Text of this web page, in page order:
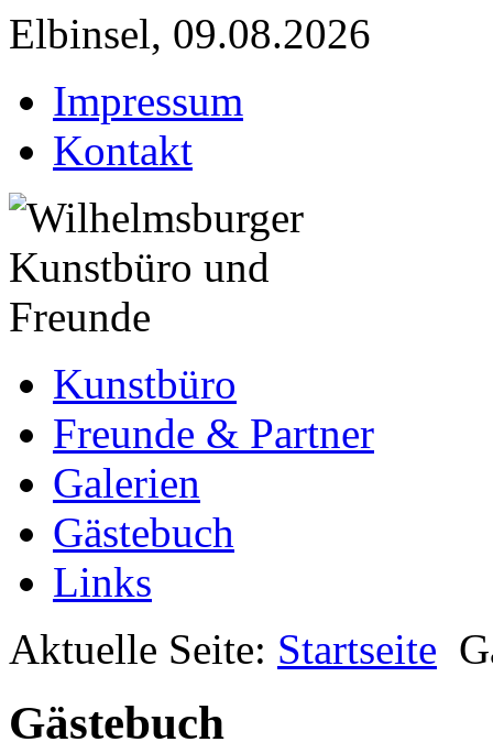
Elbinsel, 09.08.2026
Impressum
Kontakt
Kunstbüro
Freunde & Partner
Galerien
Gästebuch
Links
Aktuelle Seite: Startseite
Gästebuch